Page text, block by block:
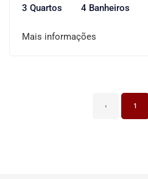
3 Quartos 4 Banheiros
Mais informações
‹ 1